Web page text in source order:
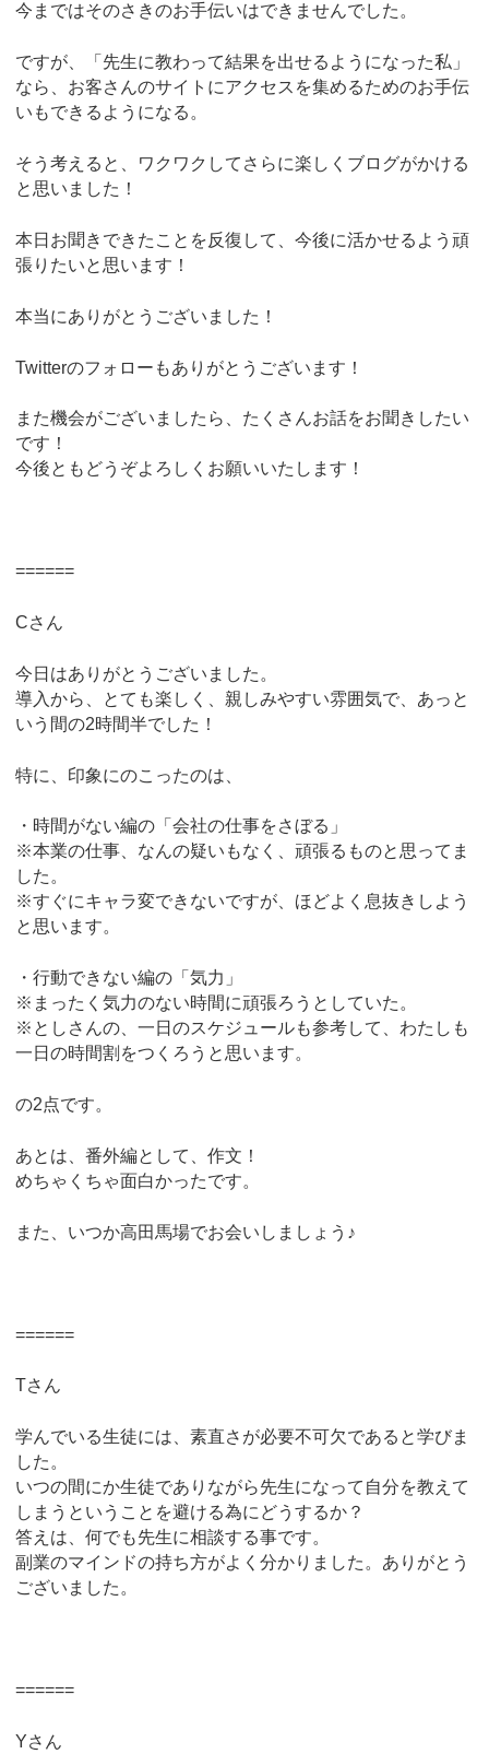
今まではそのさきのお手伝いはできませんでした。
ですが、「先生に教わって結果を出せるようになった私」
なら、お客さんのサイトにアクセスを集めるためのお手伝
いもできるようになる。
そう考えると、ワクワクしてさらに楽しくブログがかける
と思いました！
本日お聞きできたことを反復して、今後に活かせるよう頑
張りたいと思います！
本当にありがとうございました！
Twitterのフォローもありがとうございます！
また機会がございましたら、たくさんお話をお聞きしたい
です！
今後ともどうぞよろしくお願いいたします！
======
Cさん
今日はありがとうございました。
導入から、とても楽しく、親しみやすい雰囲気で、あっと
いう間の2時間半でした！
特に、印象にのこったのは、
・時間がない編の「会社の仕事をさぼる」
※本業の仕事、なんの疑いもなく、頑張るものと思ってま
した。
※すぐにキャラ変できないですが、ほどよく息抜きしよう
と思います。
・行動できない編の「気力」
※まったく気力のない時間に頑張ろうとしていた。
※としさんの、一日のスケジュールも参考して、わたしも
一日の時間割をつくろうと思います。
の2点です。
あとは、番外編として、作文！
めちゃくちゃ面白かったです。
また、いつか高田馬場でお会いしましょう♪
======
Tさん
学んでいる生徒には、素直さが必要不可欠であると学びま
した。
いつの間にか生徒でありながら先生になって自分を教えて
しまうということを避ける為にどうするか？
答えは、何でも先生に相談する事です。
副業のマインドの持ち方がよく分かりました。ありがとう
ございました。
======
Yさん